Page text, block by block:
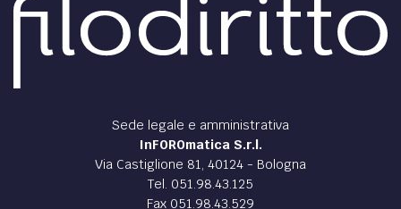
Sede legale e amministrativa
InFOROmatica S.r.l.
Via Castiglione 81, 40124 - Bologna
Tel. 051.98.43.125
Fax 051.98.43.529